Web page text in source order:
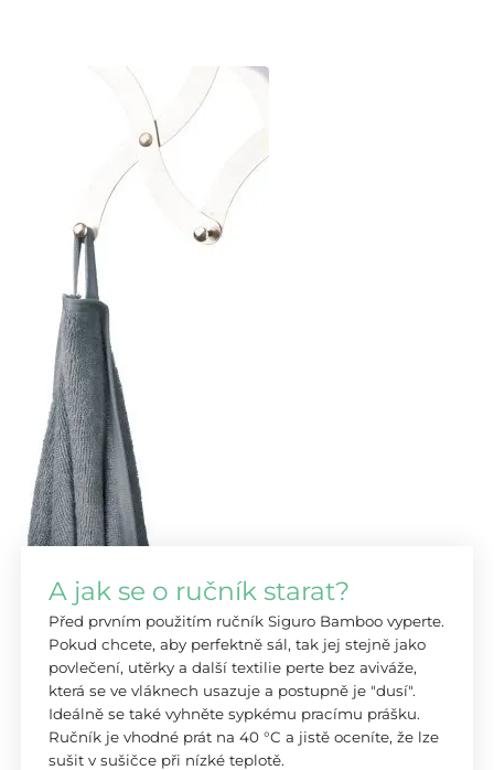
A jak se o ručník starat?
Před prvním použitím ručník Siguro Bamboo vyperte.
Pokud chcete, aby perfektně sál, tak jej stejně jako
povlečení, utěrky a další textilie perte bez aviváže,
která se ve vláknech usazuje a postupně je "dusí".
Ideálně se také vyhněte sypkému pracímu prášku.
Ručník je vhodné prát na 40 °C a jistě oceníte, že lze
sušit v sušičce při nízké teplotě.